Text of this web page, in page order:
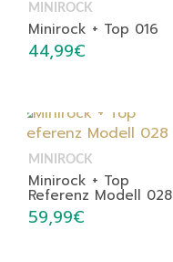
MINIROCK
Minirock + Top 016
44,99€
MINIROCK
Minirock + Top
Referenz Modell 028
59,99€